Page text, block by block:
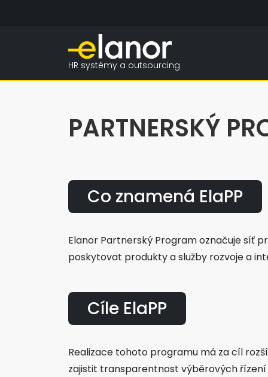
HR systémy a outsourcing
PARTNERSKÝ
Co znamená ElaPP
Elanor Partnerský Program označuje síť
poskytovat produkty a služby rozvoje a
Cíle ElaPP
Realizace tohoto programu má za cíl
zajistit transparentnost výběrových